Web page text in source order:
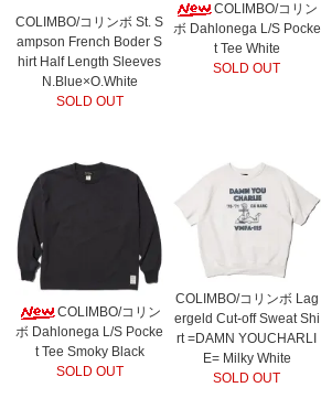
COLIMBO/コリンボ St. S
ampson French Boder S
hirt Half Length Sleeves
N.Blue×O.White
SOLD OUT
COLIMBO/コリン
ボ Dahlonega L/S Pocke
t Tee White
SOLD OUT
COLIMBO/コリン
ボ Dahlonega L/S Pocke
t Tee Smoky Black
SOLD OUT
COLIMBO/コリンボ Lag
ergeld Cut-off Sweat Shi
rt =DAMN YOUCHARLI
E= Milky White
SOLD OUT